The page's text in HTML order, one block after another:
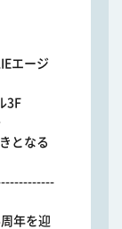
エージ
3F
となる
年を迎